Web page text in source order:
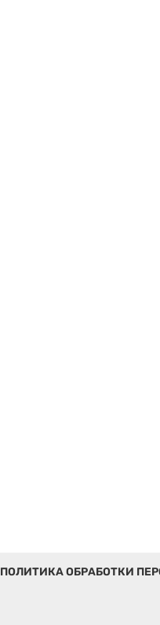
ПОЛИТИКА ОБРАБОТКИ